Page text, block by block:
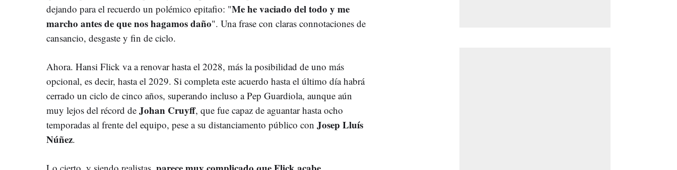
dejando para el recuerdo un polémico epitafio: "Me he vaciado del todo y me
marcho antes de que nos hagamos daño". Una frase con claras connotaciones de
cansancio, desgaste y fin de ciclo.
Ahora. Hansi Flick va a renovar hasta el 2028, más la posibilidad de uno más
opcional, es decir, hasta el 2029. Si completa este acuerdo hasta el último día habrá
cerrado un ciclo de cinco años, superando incluso a Pep Guardiola, aunque aún
muy lejos del récord de Johan Cruyff, que fue capaz de aguantar hasta ocho
temporadas al frente del equipo, pese a su distanciamento público con Josep Lluís
Núñez.